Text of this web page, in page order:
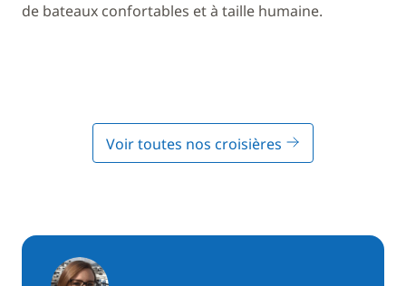
de bateaux confortables et à taille humaine.
Voir toutes nos croisières